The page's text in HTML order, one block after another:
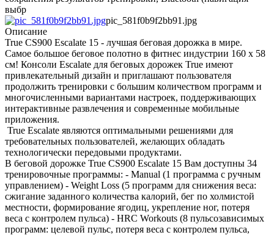
выбр
pic_581f0b9f2bb91.jpg
Описание
True CS900 Escalate 15 - лучшая беговая дорожка в мире.
Самое большое беговое полотно в фитнес индустрии 160 х 58
см! Консоли Escalate для беговых дорожек True имеют
привлекательный дизайн и приглашают пользователя
продолжить тренировки с большим количеством программ и
многочисленными вариантами настроек, поддерживающих
интерактивные развлечения и современные мобильные
приложения.
True Escalate являются оптимальными решениями для
требовательных пользователей, желающих обладать
технологически передовыми продуктами.
В беговой дорожке True CS900 Escalate 15 Вам доступны 34
тренировочные программы: - Manual (1 программа с ручным
управлением) - Weight Loss (5 программ для снижения веса:
сжигание заданного количества калорий, бег по холмистой
местности, формирование ягодиц, укрепление ног, потеря
веса с контролем пульса) - HRC Workouts (8 пульсозависимых
программ: целевой пульс, потеря веса с контролем пульса,